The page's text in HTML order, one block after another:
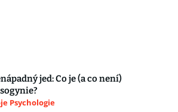
jed: Co je (a co není)
Psychologie